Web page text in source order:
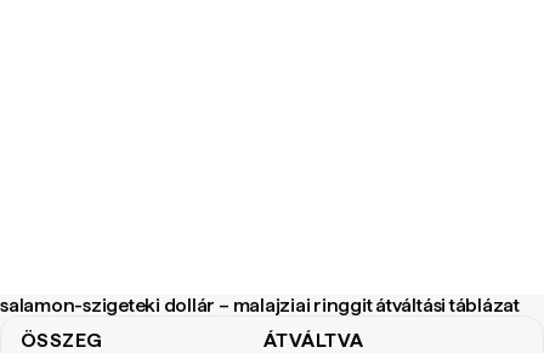
salamon-szigeteki dollár – malajziai ringgit átváltási táblázat
ÖSSZEG ÁTVÁLTVA